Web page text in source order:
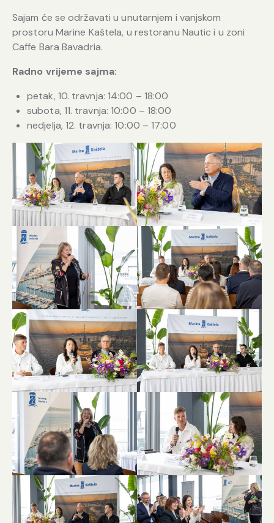
Sajam će se održavati u unutarnjem i vanjskom
prostoru Marine Kaštela, u restoranu Nautic i u zoni
Caffe Bara Bavadria.
Radno vrijeme sajma:
petak, 10. travnja: 14:00 – 18:00
subota, 11. travnja: 10:00 – 18:00
nedjelja, 12. travnja: 10:00 – 17:00